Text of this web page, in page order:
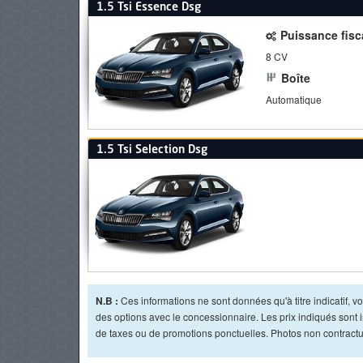
1.5 Tsi Essence Dsg
Puissance
8 CV
Boîte
Automatique
1.5 Tsi Selection Dsg
N.B : Ces informations ne sont données qu'à titre indicatif,
des options avec le concessionnaire. Les prix indiqués
de taxes ou de promotions ponctuelles. Photos non